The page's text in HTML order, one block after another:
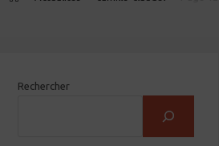
Rechercher